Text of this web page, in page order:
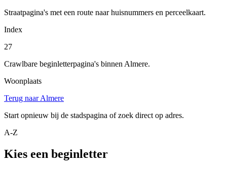
Straatpagina's met een route naar huisnummers en perceelkaart.
Index
27
Crawlbare beginletterpagina's binnen Almere.
Woonplaats
Terug naar Almere
Start opnieuw bij de stadspagina of zoek direct op adres.
A-Z
Kies een beginletter